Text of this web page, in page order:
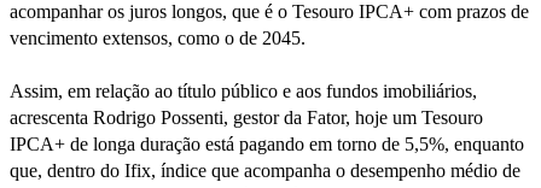
acompanhar os juros longos, que é o Tesouro IPCA+ com prazos de
vencimento extensos, como o de 2045.
Assim, em relação ao título público e aos fundos imobiliários,
acrescenta Rodrigo Possenti, gestor da Fator, hoje um Tesouro
IPCA+ de longa duração está pagando em torno de 5,5%, enquanto
que, dentro do Ifix, índice que acompanha o desempenho médio de